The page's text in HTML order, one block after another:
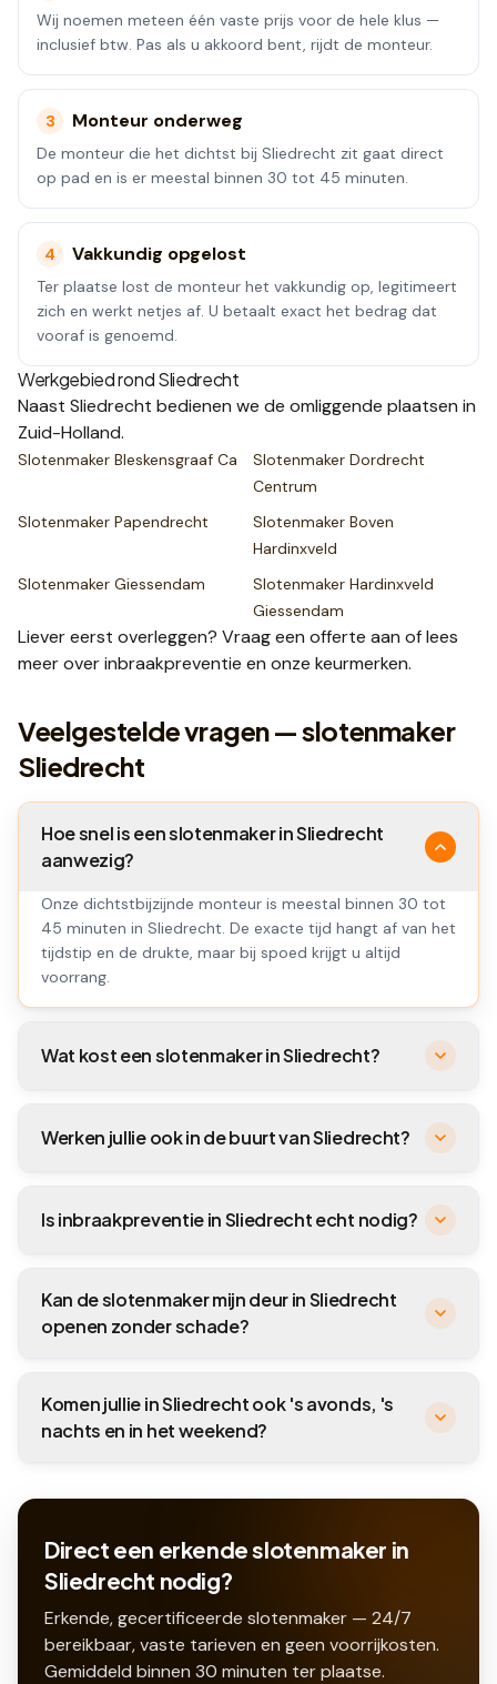
Wij noemen meteen één vaste prijs voor de hele klus —
inclusief btw. Pas als u akkoord bent, rijdt de monteur.
3 Monteur onderweg
De monteur die het dichtst bij Sliedrecht zit gaat direct
op pad en is er meestal binnen 30 tot 45 minuten.
4 Vakkundig opgelost
Ter plaatse lost de monteur het vakkundig op, legitimeert
zich en werkt netjes af. U betaalt exact het bedrag dat
vooraf is genoemd.
Werkgebied rondSliedrecht
Naast Sliedrecht bedienen we de omliggende plaatsen in
Zuid-Holland.
Slotenmaker Bleskensgraaf Ca Slotenmaker Dordrecht
Centrum
Slotenmaker Papendrecht Slotenmaker Boven
Hardinxveld
Slotenmaker Giessendam Slotenmaker Hardinxveld
Giessendam
Liever eerst overleggen? Vraag een offerte aan of lees
meer overinbraakpreventie en onze keurmerken.
Veelgestelde vragen — slotenmaker
Sliedrecht
Hoe snel is een slotenmaker in Sliedrecht
aanwezig?
Onze dichtstbijzijnde monteur is meestal binnen 30 tot
45 minuten in Sliedrecht. De exacte tijd hangt af van het
tijdstip en de drukte, maar bij spoed krijgt u altijd
voorrang.
Wat kost een slotenmaker in Sliedrecht?
Werken jullie ook in de buurt van Sliedrecht?
Is inbraakpreventie in Sliedrecht echt nodig?
Kan de slotenmaker mijn deur in Sliedrecht
openen zonder schade?
Komen jullie in Sliedrecht ook 's avonds, 's
nachts en in het weekend?
Direct een erkende slotenmaker in
Sliedrecht nodig?
Erkende, gecertificeerde slotenmaker — 24/7
bereikbaar, vaste tarieven en geen voorrijkosten.
Gemiddeld binnen 30 minuten ter plaatse.